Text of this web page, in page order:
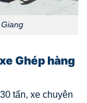
Ghép hàng
tấn, xe chuyên